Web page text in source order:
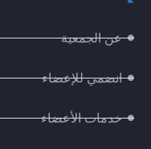
عن الجمعية
انضمي للإعضاء
خدمات الأعضاء